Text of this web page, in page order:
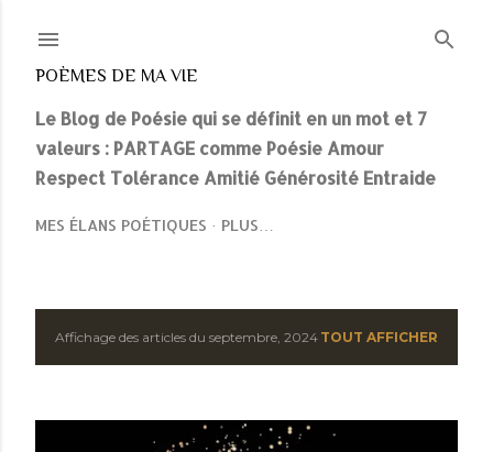
POÈMES DE MA VIE
Le Blog de Poésie qui se définit en un mot et 7
valeurs : PARTAGE comme Poésie Amour
Respect Tolérance Amitié Générosité Entraide
MES ÉLANS POÉTIQUES PLUS…
r
Affichage des articles du septembre, 2024 TOUT AFFICHER